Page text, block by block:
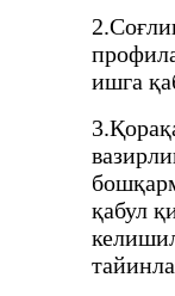
ишга
қабул